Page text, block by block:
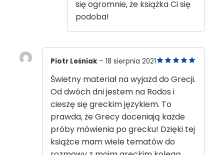
się ogromnie, że książka Ci się
podoba!
Piotr Leśniak – 18 sierpnia 2021
Świetny materiał na wyjazd do Grecji.
Od dwóch dni jestem na Rodos i
cieszę się greckim językiem. To
prawda, że Grecy doceniają każde
próby mówienia po grecku! Dzięki tej
książce mam wiele tematów do